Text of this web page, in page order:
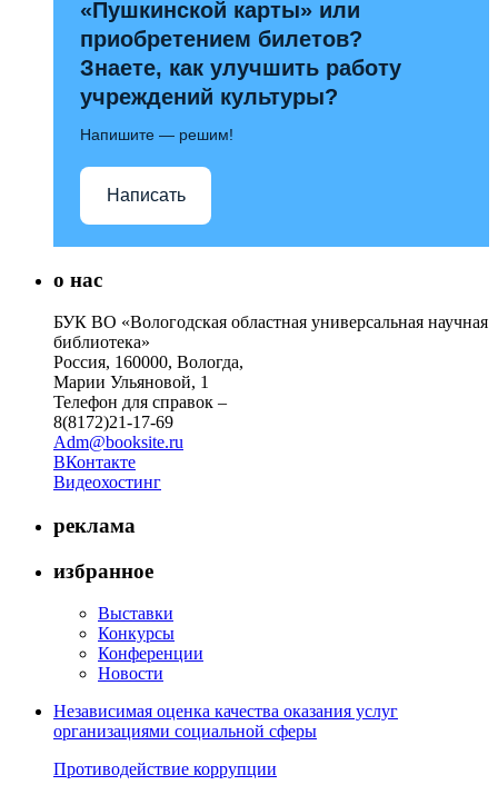
«Пушкинской карты» или
приобретением билетов?
Знаете, как улучшить работу
учреждений культуры?
Напишите — решим!
Написать
о нас
БУК ВО «Вологодская областная универсальная научная
библиотека»
Россия, 160000, Вологда,
Марии Ульяновой, 1
Телефон для справок –
8(8172)21-17-69
Adm@booksite.ru
ВКонтакте
Видеохостинг
реклама
избранное
Выставки
Конкурсы
Конференции
Новости
Независимая оценка качества оказания услуг
организациями социальной сферы
Противодействие коррупции